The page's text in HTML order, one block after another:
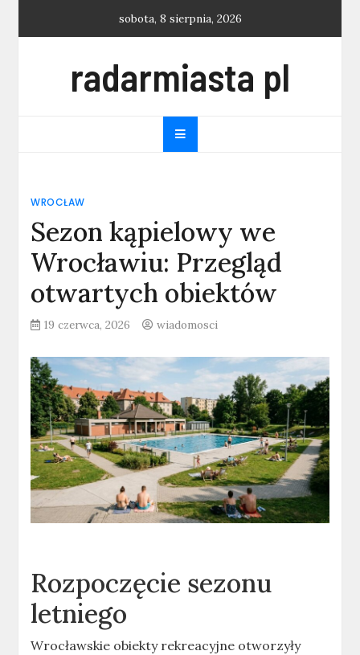
sobota, 8 sierpnia, 2026
radarmiasta pl
WROCŁAW
Sezon kąpielowy we
Wrocławiu: Przegląd
otwartych obiektów
19 czerwca, 2026 wiadomosci
Rozpoczęcie sezonu
letniego
Wrocławskie obiekty rekreacyjne otworzyły